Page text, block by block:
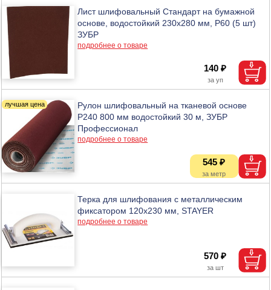
Лист шлифовальный Стандарт на бумажной
основе, водостойкий 230х280 мм, Р60 (5 шт)
ЗУБР
подробнее о товаре
140 ₽
Рулон шлифовальный на тканевой основе
Р240 800 мм водостойкий 30 м, ЗУБР
Профессионал
подробнее о товаре
545 ₽
Терка для шлифования с металлическим
фиксатором 120х230 мм, STAYER
подробнее о товаре
570 ₽